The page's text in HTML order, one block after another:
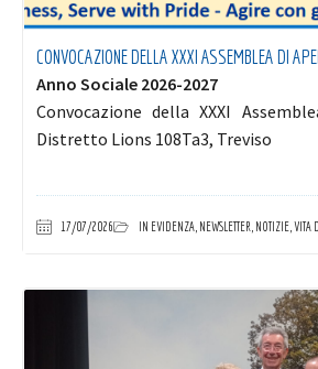
CONVOCAZIONE DELLA XXXI ASSEMBLEA DI
Anno Sociale 2026-2027
Convocazione della XXXI
Distretto Lions 108Ta3, Treviso
17/07/2026 IN EVIDENZA, NEWSLETTER NOTIZIE, VITA